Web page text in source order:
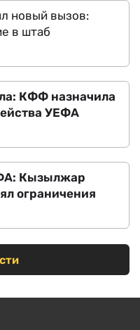
новый вызов:
в штаб
КФФ назначила
УЕФА
Кызылжар
ограничения